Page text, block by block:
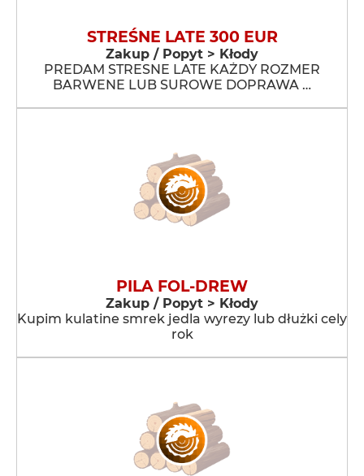
STREŚNE LATE 300 EUR
Zakup / Popyt > Kłody
PREDAM STRESNE LATE KAŻDY ROZMER
BARWENE LUB SUROWE DOPRAWA …
PILA FOL-DREW
Zakup / Popyt > Kłody
Kupim kulatine smrek jedla wyrezy lub dłużki cely
rok